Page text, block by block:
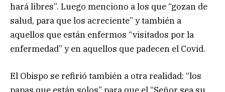
hará libres”. Luego menciono a los que “gozan de
salud, para que los acreciente” y también a
aquellos que están enfermos “visitados por la
enfermedad” y en aquellos que padecen el Covid.
El Obispo se refirió también a otra realidad: “los